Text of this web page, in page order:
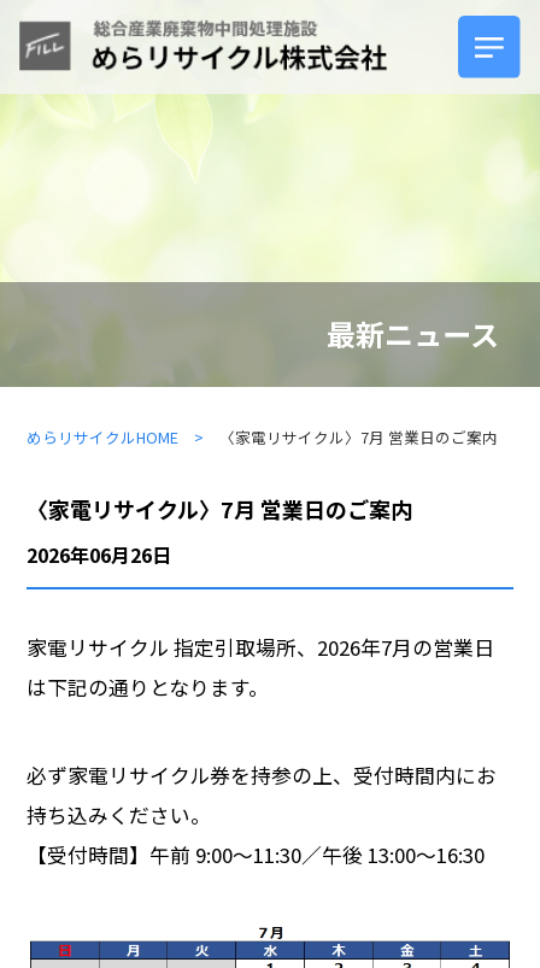
ホーム
サービスについて
よくあるご質問
会社概要
採用情報
最新ニュース
めらリサイクルHOME > 〈家電リサイクル〉7月 営業日のご案内
〈家電リサイクル〉7月 営業日のご案内
2026年06月26日
家電リサイクル 指定引取場所、2026年7月の営業日
は下記の通りとなります。
必ず家電リサイクル券を持参の上、受付時間内にお
持ち込みください。
【受付時間】午前 9:00～11:30／午後 13:00～16:30